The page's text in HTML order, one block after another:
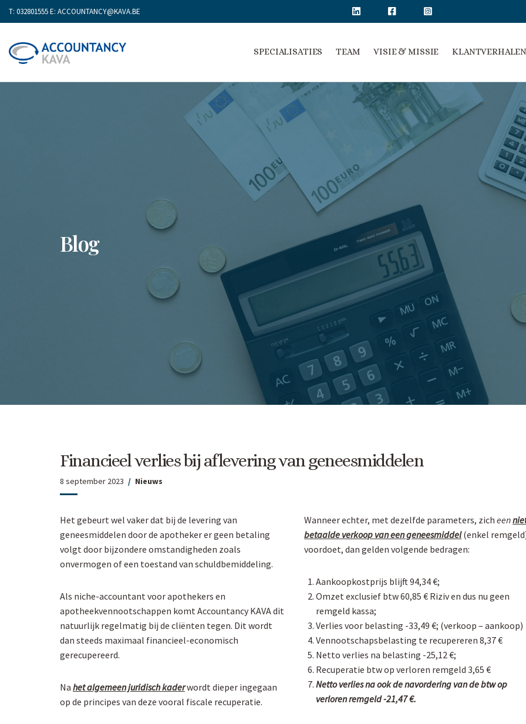
T: 032801555E: ACCOUNTANCY@KAVA.BE
SPECIALISATIES TEAM VISIE & MISSIE KLANTVERHALEN
Blog
Financieel verlies bij aflevering van geneesmiddelen
8 september 2023 Nieuws
Het gebeurt wel vaker dat bij de levering van
geneesmiddelen door de apotheker er geen betaling
volgt door bijzondere omstandigheden zoals
onvermogen of een toestand van schuldbemiddeling.
Als niche-accountant voor apothekers en
apotheekvennootschappen komt Accountancy KAVA dit
natuurlijk regelmatig bij de cliënten tegen. Dit wordt
dan steeds maximaal financieel-economisch
gerecupereerd.
Na het algemeen juridisch kaderwordt dieper ingegaan
op de principes van deze vooral fiscale recuperatie.
Wanneer echter, met dezelfde parameters, zicheen
betaalde verkoop van een geneesmiddel(enkel
voordoet, dan gelden volgende bedragen:
Aankoopkostprijs blijft 94,34 €;
Omzet exclusief btw 60,85 € Riziv en dus nu geen
remgeld kassa;
Verlies voor belasting -33,49 €; (verkoop – aankoop)
Vennootschapsbelasting te recupereren 8,37 €
Netto verlies na belasting -25,12 €;
Recuperatie btw op verloren remgeld 3,65 €
Netto verlies na ook de navordering van de btw op
verloren remgeld -21,47 €.